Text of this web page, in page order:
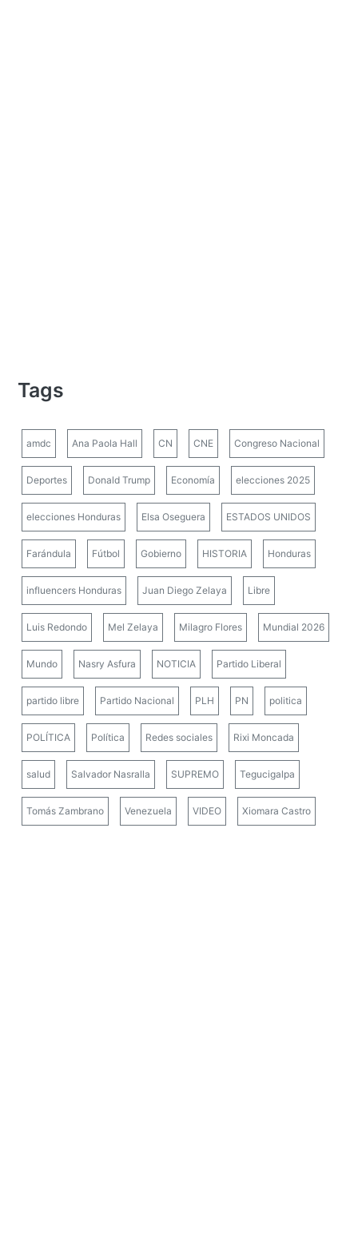
Tags
amdc Ana Paola Hall CN CNE Congreso Nacional
Deportes Donald Trump Economía elecciones 2025
elecciones Honduras Elsa Oseguera ESTADOS UNIDOS
Farándula Fútbol Gobierno HISTORIA Honduras
influencers Honduras Juan Diego Zelaya Libre
Luis Redondo Mel Zelaya Milagro Flores Mundial 2026
Mundo Nasry Asfura NOTICIA Partido Liberal
partido libre Partido Nacional PLH PN politica
POLÍTICA Política Redes sociales Rixi Moncada
salud Salvador Nasralla SUPREMO Tegucigalpa
Tomás Zambrano Venezuela VIDEO Xiomara Castro